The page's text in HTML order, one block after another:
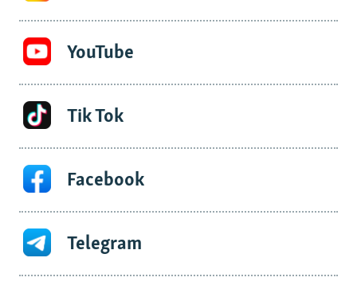
YouTube
Tik Tok
Facebook
Telegram